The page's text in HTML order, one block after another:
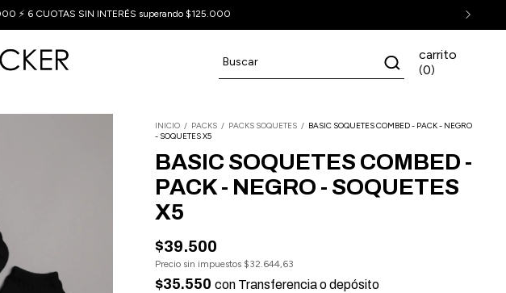
⚡ 6 CUOTAS SIN INTERÉS superando $125.000
carrito
(0)
INICIO / PACKS / PACKS SOQUETES / BASIC SOQUETES COMBED - PACK - NEGRO
- SOQUETES X5
BASIC SOQUETES COMBED -
PACK - NEGRO - SOQUETES
X5
$39.500
Precio sin impuestos $32.644,63
$35.550con Transferencia o depósito